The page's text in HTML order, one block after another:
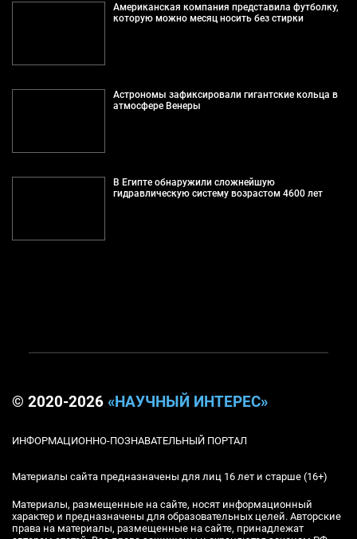
Американская компания представила футболку,
которую можно месяц носить без стирки
Астрономы зафиксировали гигантские кольца в
атмосфере Венеры
В Египте обнаружили сложнейшую
гидравлическую систему возрастом 4600 лет
© 2020-2026 «НАУЧНЫЙ ИНТЕРЕС»
ИНФОРМАЦИОННО-ПОЗНАВАТЕЛЬНЫЙ ПОРТАЛ
Материалы сайта предназначены для лиц 16 лет и старше (16+)
Материалы, размещенные на сайте, носят информационный
характер и предназначены для образовательных целей. Авторские
права на материалы, размещенные на сайте, принадлежат